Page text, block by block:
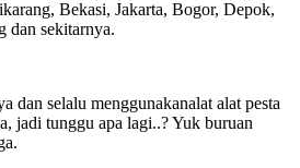
Bekasi, Jakarta, Bogor, Depok,
dan sekitarnya.
dan selalu menggunakanalat alat pesta
jadi tunggu apa lagi..? Yuk buruan